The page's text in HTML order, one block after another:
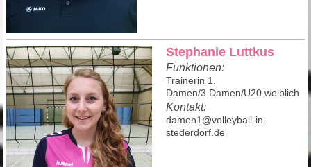
Stephanie Luttkus
Funktionen:
Trainerin 1.
Damen/3.Damen/U20 weiblich
Kontakt:
damen1@volleyball-in-
stederdorf.de